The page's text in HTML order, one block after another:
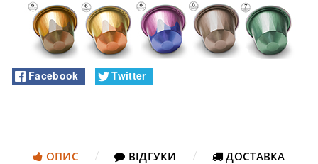
Facebook Twitter
ОПИС ВІДГУКИ
ДОСТАВКА